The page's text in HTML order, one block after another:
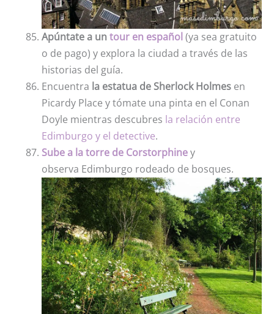
Apúntate a un tour en español (ya sea gratuito
o de pago) y explora la ciudad a través de las
historias del guía.
Encuentra la estatua de Sherlock Holmes en
Picardy Place y tómate una pinta en el Conan
Doyle mientras descubres la relación entre
Edimburgo y el detective.
Sube a la torre de Corstorphiney
observa Edimburgo rodeado de bosques.